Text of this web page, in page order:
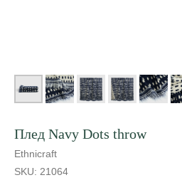
Плед Navy Dots throw
Ethnicraft
SKU: 21064